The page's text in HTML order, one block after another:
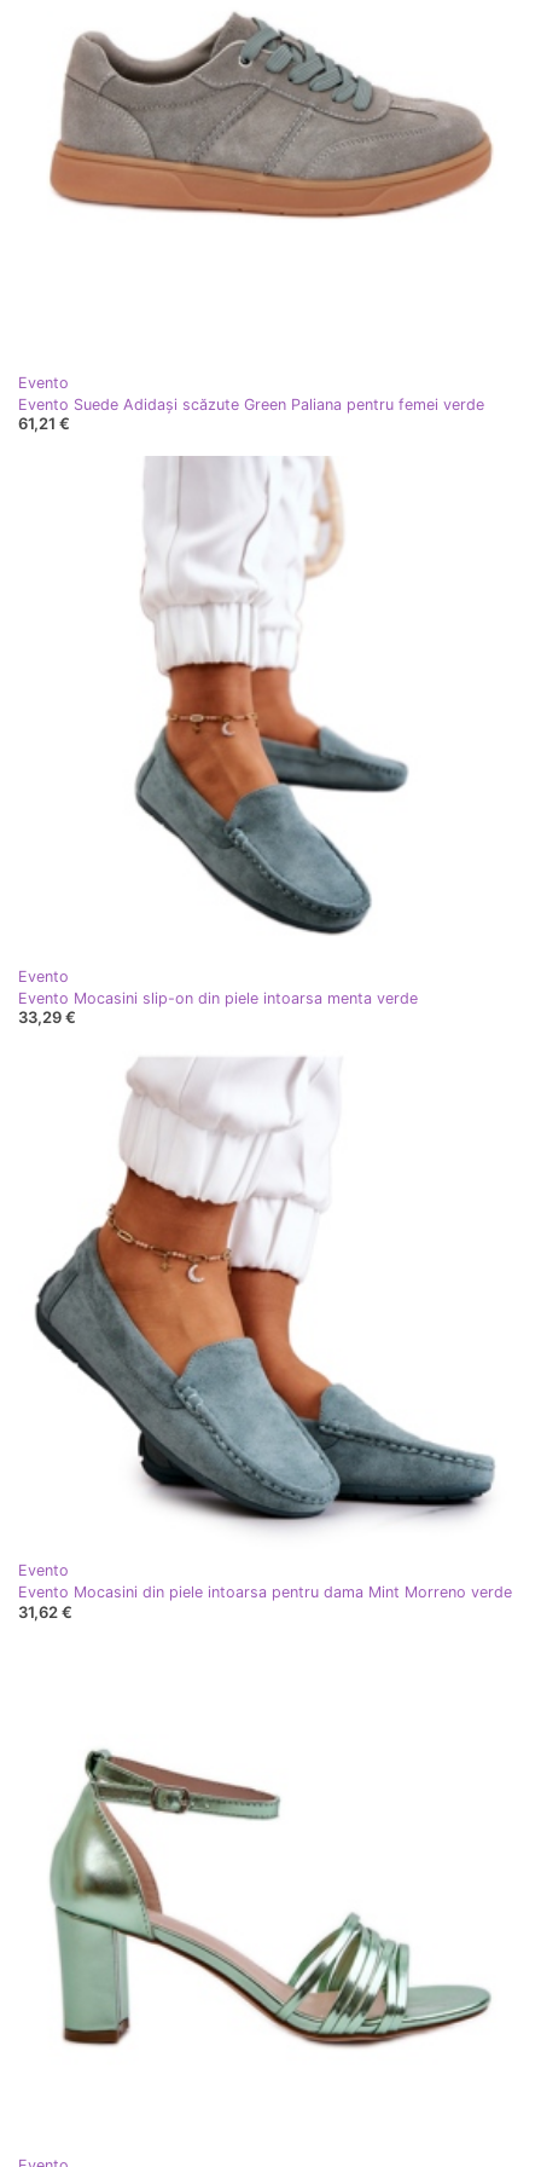
Evento
Evento Suede Adidași scăzute Green Paliana pentru femei verde
61,21 €
Evento
Evento Mocasini slip-on din piele intoarsa menta verde
33,29 €
Evento
Evento Mocasini din piele intoarsa pentru dama Mint Morreno verde
31,62 €